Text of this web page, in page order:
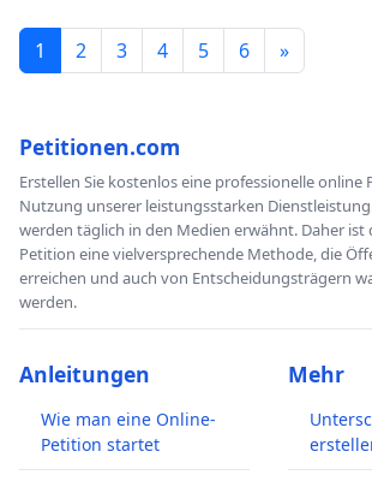
1 2 3 4 5 6 »
Petitionen.com
Erstellen Sie kostenlos eine professionelle online
Nutzung unserer leistungsstarken
werden täglich in den Medien erwähnt. Daher ist
Petition eine vielversprechende Methode, die
erreichen und auch von Entscheidungsträgern
werden.
Anleitungen
Wie man eine Online-
Petition startet
Mehr